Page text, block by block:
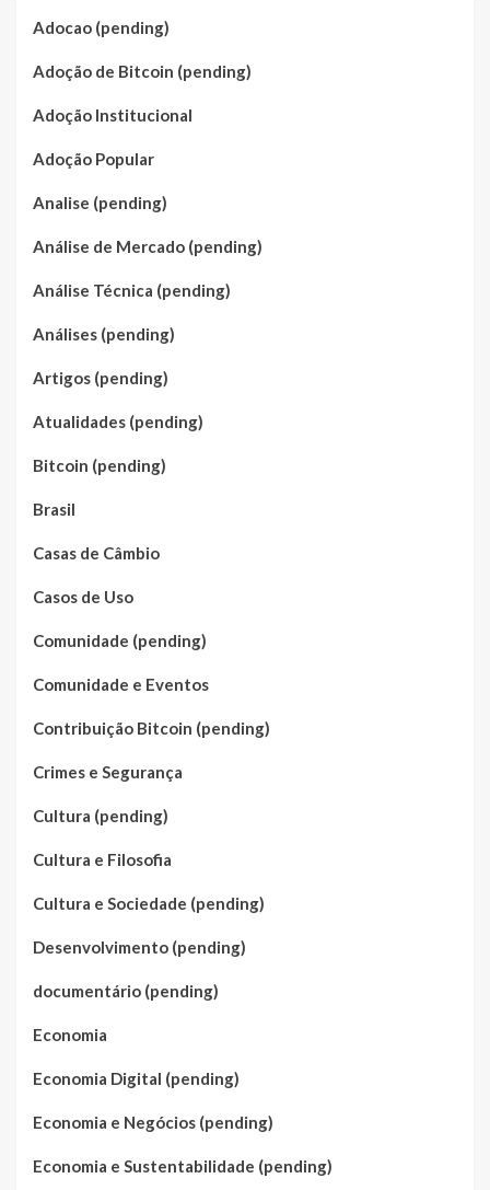
Adocao (pending)
Adoção de Bitcoin (pending)
Adoção Institucional
Adoção Popular
Analise (pending)
Análise de Mercado (pending)
Análise Técnica (pending)
Análises (pending)
Artigos (pending)
Atualidades (pending)
Bitcoin (pending)
Brasil
Casas de Câmbio
Casos de Uso
Comunidade (pending)
Comunidade e Eventos
Contribuição Bitcoin (pending)
Crimes e Segurança
Cultura (pending)
Cultura e Filosofia
Cultura e Sociedade (pending)
Desenvolvimento (pending)
documentário (pending)
Economia
Economia Digital (pending)
Economia e Negócios (pending)
Economia e Sustentabilidade (pending)